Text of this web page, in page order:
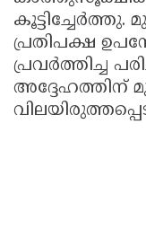
പ്രതിപക്ഷ
പ്രവർത്തിച്ച
അദ്ദേഹത്തിന്